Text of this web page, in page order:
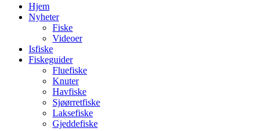
Hjem
Nyheter
Fiske
Videoer
Isfiske
Fiskeguider
Fluefiske
Knuter
Havfiske
Sjøørretfiske
Laksefiske
Gjeddefiske